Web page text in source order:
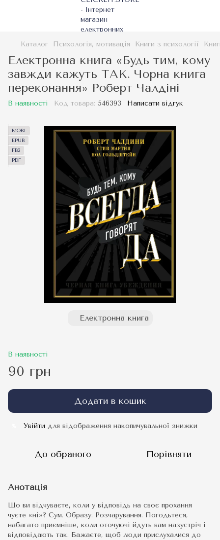
Каталог Психологія, мотивація Книги з психології
Електронна книга «Будь тим, кому
завжди кажуть ТАК. Чорна книга
переконання» Роберт Чалдіні
В наявності Код товара: 546393 Написати відгук
MOBI
EPUB
FB2
PDF
Електронна книга
В наявності
90 грн
Додати в кошик
Увійти для відображення накопичувальної знижки
До обраного Порівняти
Анотація
Що ви відчуваєте, коли у відповідь на своє прохання
чуєте «ні»? Сум. Образу. Розчарування. Погодьтеся,
набагато приємніше, коли оточуючі йдуть вам назустріч і
відповідають так. Бажаєте, щоб люди прислухалися до